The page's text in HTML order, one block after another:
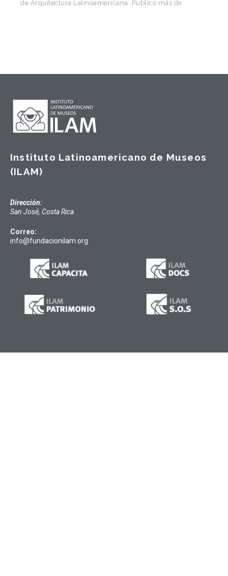
de Arquitectura Latinoamericana. Publicó más de
Instituto Latinoamericano de Museos
(ILAM)
Dirección:
San José, Costa Rica
Correo:
info@fundacionilam.org